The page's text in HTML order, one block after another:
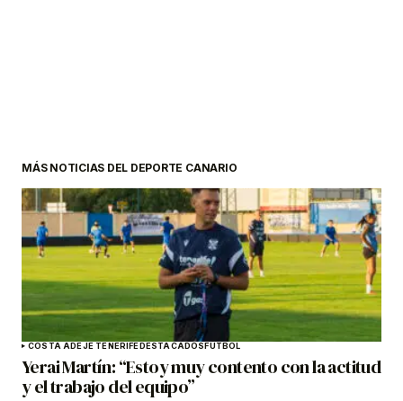
MÁS NOTICIAS DEL DEPORTE CANARIO
COSTA ADEJE TENERIFEDESTACADOSFÚTBOL
Yerai Martín: “Estoy muy contento con la actitud
y el trabajo del equipo”